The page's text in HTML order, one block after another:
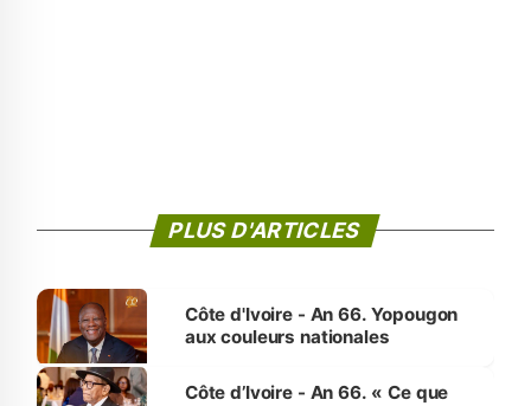
PLUS D'ARTICLES
Côte d'Ivoire - An 66. Yopougon
aux couleurs nationales
Côte d’Ivoire - An 66. « Ce que